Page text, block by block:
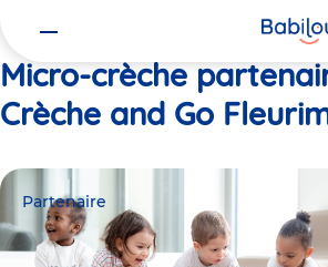
Micro-crèche
Crèche and Go
Partenaire